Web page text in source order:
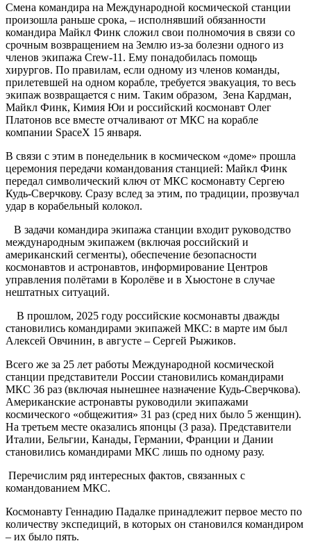
Смена командира на Международной космической станции
произошла раньше срока, – исполнявший обязанности
командира Майкл Финк сложил свои полномочия в связи со
срочным возвращением на Землю из-за болезни одного из
членов экипажа Crew-11. Ему понадобилась помощь
хирургов. По правилам, если одному из членов команды,
прилетевшей на одном корабле, требуется эвакуация, то весь
экипаж возвращается с ним. Таким образом, Зена Кардман,
Майкл Финк, Кимия Юи и российский космонавт Олег
Платонов все вместе отчаливают от МКС на корабле
компании SpaceX 15 января.
В связи с этим в понедельник в космическом «доме» прошла
церемония передачи командования станцией: Майкл Финк
передал символический ключ от МКС космонавту Сергею
Кудь-Сверчкову. Сразу вслед за этим, по традиции, прозвучал
удар в корабельный колокол.
В задачи командира экипажа станции входит руководство
международным экипажем (включая российский и
американский сегменты), обеспечение безопасности
космонавтов и астронавтов, информирование Центров
управления полётами в Королёве и в Хьюстоне в случае
нештатных ситуаций.
В прошлом, 2025 году российские космонавты дважды
становились командирами экипажей МКС: в марте им был
Алексей Овчинин, в августе – Сергей Рыжиков.
Всего же за 25 лет работы Международной космической
станции представители России становились командирами
МКС 36 раз (включая нынешнее назначение Кудь-Сверчкова).
Американские астронавты руководили экипажами
космического «общежития» 31 раз (сред них было 5 женщин).
На третьем месте оказались японцы (3 раза). Представители
Италии, Бельгии, Канады, Германии, Франции и Дании
становились командирами МКС лишь по одному разу.
Перечислим ряд интересных фактов, связанных с
командованием МКС.
Космонавту Геннадию Падалке принадлежит первое место по
количеству экспедиций, в которых он становился командиром
– их было пять.